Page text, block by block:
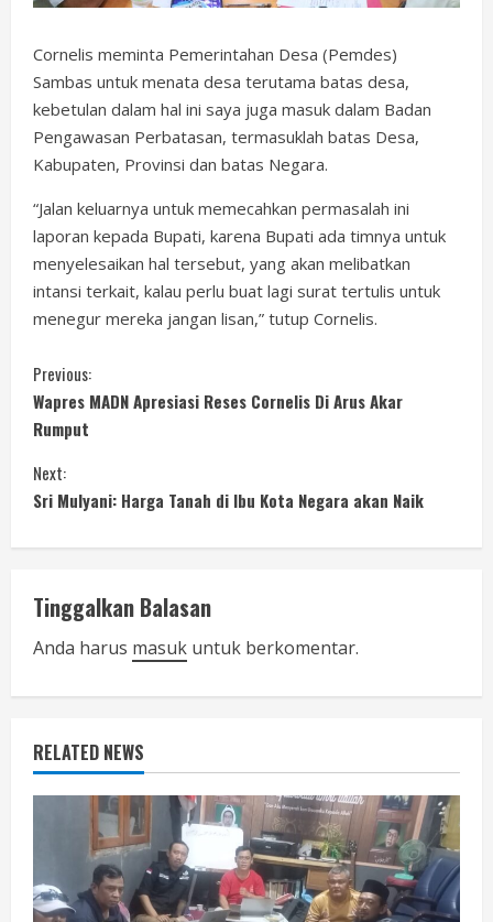
Cornelis meminta Pemerintahan Desa (Pemdes)
Sambas untuk menata desa terutama batas desa,
kebetulan dalam hal ini saya juga masuk dalam Badan
Pengawasan Perbatasan, termasuklah batas Desa,
Kabupaten, Provinsi dan batas Negara.
“Jalan keluarnya untuk memecahkan permasalah ini
laporan kepada Bupati, karena Bupati ada timnya untuk
menyelesaikan hal tersebut, yang akan melibatkan
intansi terkait, kalau perlu buat lagi surat tertulis untuk
menegur mereka jangan lisan,” tutup Cornelis.
C
o
n
t
n
u
e
R
e
d
Previous:
Wapres MADN Apresiasi Reses Cornelis Di Arus Akar
Rumput
Next:
Sri Mulyani: Harga Tanah di Ibu Kota Negara akan Naik
Tinggalkan Balasan
Anda harus masuk untuk berkomentar.
RELATED NEWS